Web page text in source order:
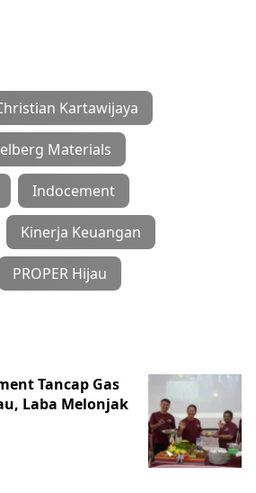
Kartawijaya
Materials
Indocement
Kinerja Keuangan
PROPER Hijau
Tancap Gas
Laba Melonjak